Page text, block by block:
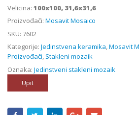
Velicina: 100x100, 31,6x31,6
Proizvođači: Mosavit Mosaico
SKU: 7602
Kategorije: Jedinstvena keramika,Mosavit
Proizvođači, Stakleni mozaik
Oznaka: Jedinstveni stakleni mozaik
Upit